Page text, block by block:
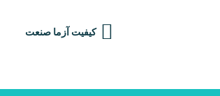
کیفیت آزما صنعت